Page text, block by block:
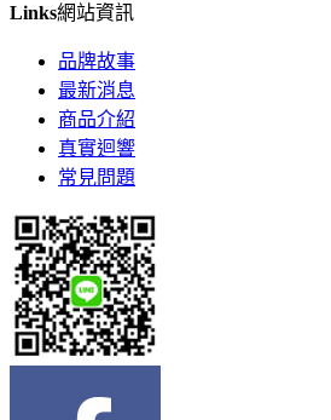
Links網站資訊
品牌故事
最新消息
商品介紹
真實迴響
常見問題